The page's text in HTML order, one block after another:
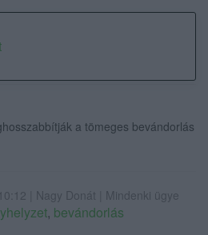
a tömeges bevándorlás
| Nagy Donát | Mindenki ügye
, bevándorlás